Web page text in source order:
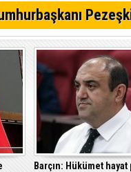
Barçın: Hükümet hayat